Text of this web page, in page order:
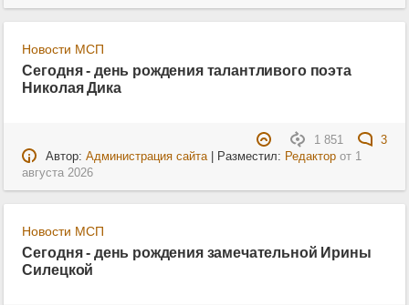
Новости МСП
Сегодня - день рождения талантливого поэта
Николая Дика
1 851
3
Автор: Администрация сайта| Разместил: Редакторот 1
августа 2026
Новости МСП
Сегодня - день рождения замечательной Ирины
Силецкой